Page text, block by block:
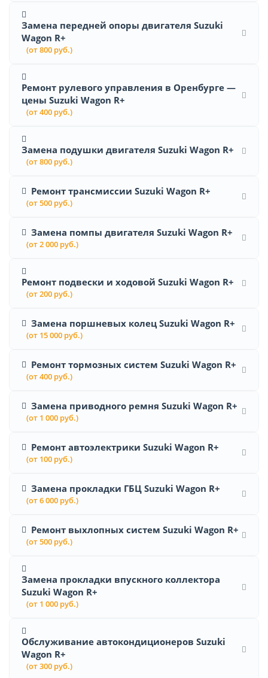
Замена передней опоры двигателя Suzuki
Wagon R+
(от 800 руб.)
Ремонт рулевого управления в Оренбурге —
цены Suzuki Wagon R+
(от 400 руб.)
Замена подушки двигателя Suzuki Wagon R+
(от 800 руб.)
Ремонт трансмиссии Suzuki Wagon R+
(от 500 руб.)
Замена помпы двигателя Suzuki Wagon R+
(от 2 000 руб.)
Ремонт подвески и ходовой Suzuki Wagon R+
(от 200 руб.)
Замена поршневых колец Suzuki Wagon R+
(от 15 000 руб.)
Ремонт тормозных систем Suzuki Wagon R+
(от 400 руб.)
Замена приводного ремня Suzuki Wagon R+
(от 1 000 руб.)
Ремонт автоэлектрики Suzuki Wagon R+
(от 100 руб.)
Замена прокладки ГБЦ Suzuki Wagon R+
(от 6 000 руб.)
Ремонт выхлопных систем Suzuki Wagon R+
(от 500 руб.)
Замена прокладки впускного коллектора
Suzuki Wagon R+
(от 1 000 руб.)
Обслуживание автокондиционеров Suzuki
Wagon R+
(от 300 руб.)